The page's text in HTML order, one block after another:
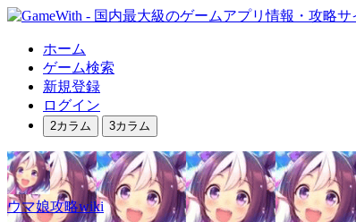
ホーム
ゲーム検索
新規登録
ログイン
2カラム 3カラム
ウマ娘攻略wiki